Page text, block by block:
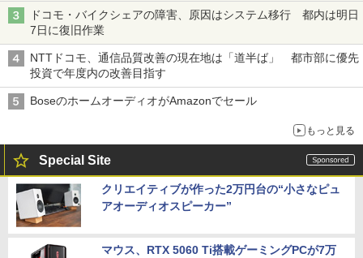
ドコモ・バイクシェアの障害、原因はシステム移行 都内は明日
7日に復旧作業
NTTドコモ、通信品質改善の現在地は「道半ば」 都市部に優先
投資で年度内の改善目指す
BoseのホームオーディオがAmazonでセール
もっと見る
Special Site
クリエイティブが作った2万円台の“小さなピュ
アオーディオスピーカー”
マウス、RTX 5060 Ti搭載ゲーミングPCが7万